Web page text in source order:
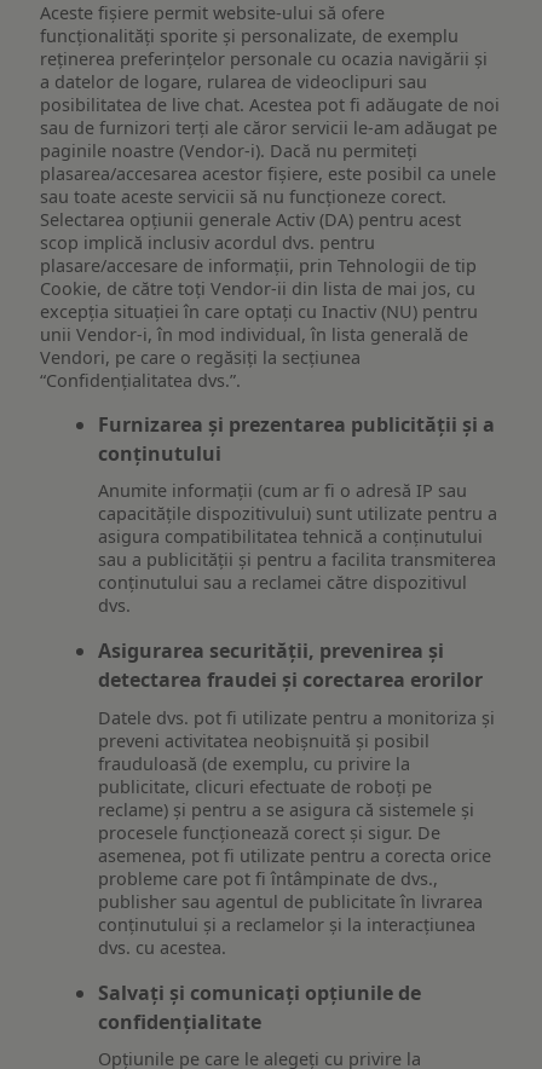
Aceste fișiere permit website-ului să ofere
funcționalități sporite și personalizate, de exemplu
reţinerea preferinţelor personale cu ocazia navigării și
a datelor de logare, rularea de videoclipuri sau
posibilitatea de live chat. Acestea pot fi adăugate de noi
sau de furnizori terți ale căror servicii le-am adăugat pe
paginile noastre (Vendor-i). Dacă nu permiteți
plasarea/accesarea acestor fișiere, este posibil ca unele
sau toate aceste servicii să nu funcționeze corect.
Selectarea opțiunii generale Activ (DA) pentru acest
scop implică inclusiv acordul dvs. pentru
plasare/accesare de informații, prin Tehnologii de tip
Cookie, de către toți Vendor-ii din lista de mai jos, cu
excepția situației în care optați cu Inactiv (NU) pentru
unii Vendor-i, în mod individual, în lista generală de
Vendori, pe care o regăsiți la secțiunea
“Confidențialitatea dvs.”.
Furnizarea și prezentarea publicității și a
conținutului
Anumite informații (cum ar fi o adresă IP sau
capacitățile dispozitivului) sunt utilizate pentru a
asigura compatibilitatea tehnică a conținutului
sau a publicității și pentru a facilita transmiterea
conținutului sau a reclamei către dispozitivul
dvs.
Asigurarea securității, prevenirea și
detectarea fraudei și corectarea erorilor
Datele dvs. pot fi utilizate pentru a monitoriza și
preveni activitatea neobișnuită și posibil
frauduloasă (de exemplu, cu privire la
publicitate, clicuri efectuate de roboți pe
reclame) și pentru a se asigura că sistemele și
procesele funcționează corect și sigur. De
asemenea, pot fi utilizate pentru a corecta orice
probleme care pot fi întâmpinate de dvs.,
publisher sau agentul de publicitate în livrarea
conținutului și a reclamelor și la interacțiunea
dvs. cu acestea.
Salvați și comunicați opțiunile de
confidențialitate
Opțiunile pe care le alegeți cu privire la